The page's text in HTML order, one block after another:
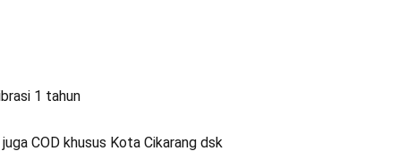
1 tahun
COD khusus Kota Cikarang dsk